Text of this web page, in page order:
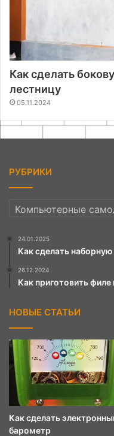
Как сделать
лестницу
05.11.2024
РУБРИКИ
РУБРИКИ
24.01.2025
Как сделать
26.12.2024
Как приготовить филе
НОВЫЕ СТАТЬИ
Как сделать
барометр